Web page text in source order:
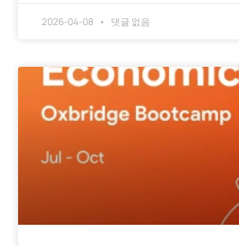
2026-04-08 댓글 없음